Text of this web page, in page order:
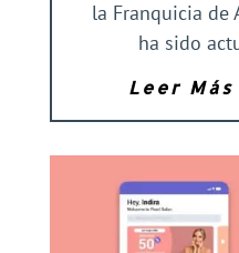
la Franquicia de
ha sido
Leer Más